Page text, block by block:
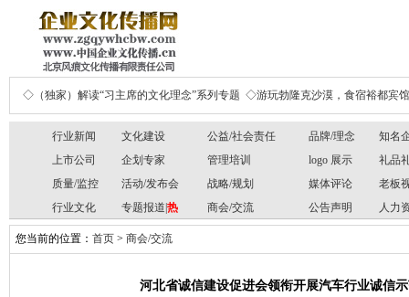
◇（独家）解读“习主席的文化理念”系列专题 ◇游玩勃隆克沙漠，食宿裕都宾馆
行业新闻 文化建设 公益/社会责任 品牌/理念
知名
上市公司
企划专家 管理培训 logo 展示
礼品
质量/监控
活动/发布会 战略/规划 媒体评论
老板
行业文化
专题报道| 热 商会/交流 公告声明 人力
您当前的位置： 首页 > 商会/交流
河北省诚信建设促进会领衔开展汽车行业诚信